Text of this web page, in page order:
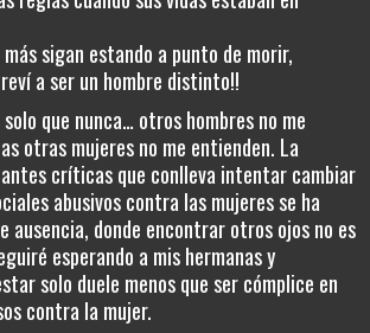
sigan estando a punto de morir,
a ser un hombre distinto!!
que nunca… otros hombres no me
otras mujeres no me entienden. La
críticas que conlleva intentar cambiar
abusivos contra las mujeres se ha
ausencia, donde encontrar otros ojos no es
esperando a mis hermanas y
solo duele menos que ser cómplice en
contra la mujer.